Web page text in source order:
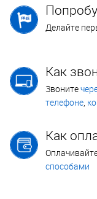
Делайте
Как
Звоните
телефоне
Как
способами